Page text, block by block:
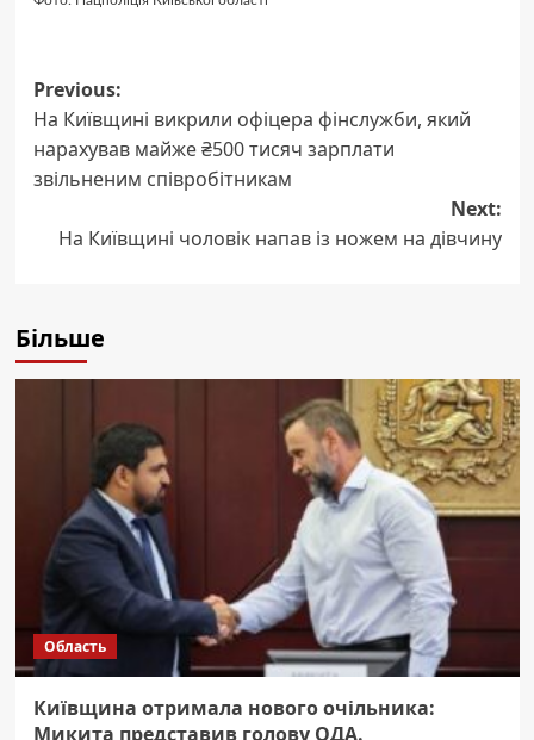
Post
navigation
Previous:
На Київщині викрили офіцера фінслужби, який
нарахував майже ₴500 тисяч зарплати
звільненим співробітникам
Next:
На Київщині чоловік напав із ножем на дівчину
Більше
Область
Київщина отримала нового очільника:
Микита представив голову ОДА.